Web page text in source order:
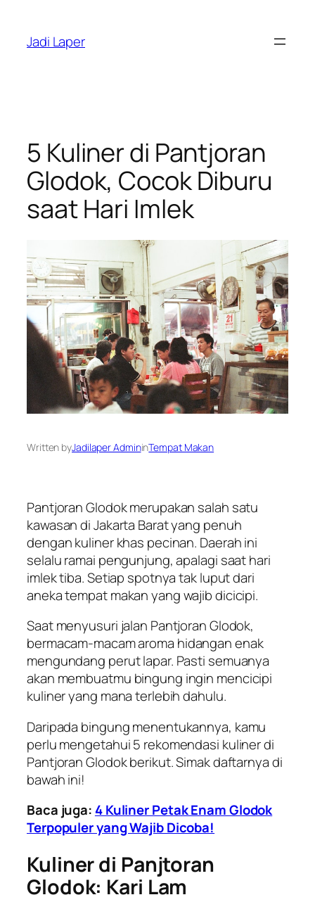
content
Jadi Laper
5 Kuliner di Pantjoran
Glodok, Cocok Diburu
saat Hari Imlek
Written byJadilaper AdmininTempat Makan
Pantjoran Glodok merupakan salah satu
kawasan di Jakarta Barat yang penuh
dengan kuliner khas pecinan. Daerah ini
selalu ramai pengunjung, apalagi saat hari
imlek tiba. Setiap spotnya tak luput dari
aneka tempat makan yang wajib dicicipi.
Saat menyusuri jalan Pantjoran Glodok,
bermacam-macam aroma hidangan enak
mengundang perut lapar. Pasti semuanya
akan membuatmu bingung ingin mencicipi
kuliner yang mana terlebih dahulu.
Daripada bingung menentukannya, kamu
perlu mengetahui 5 rekomendasi kuliner di
Pantjoran Glodok berikut. Simak daftarnya di
bawah ini!
Baca juga: 4 Kuliner Petak Enam Glodok
Terpopuler yang Wajib Dicoba!
Kuliner di Panjtoran
Glodok: Kari Lam